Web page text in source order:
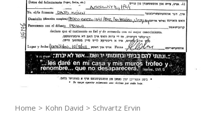
Home > Kohn David > Schvartz Ervin